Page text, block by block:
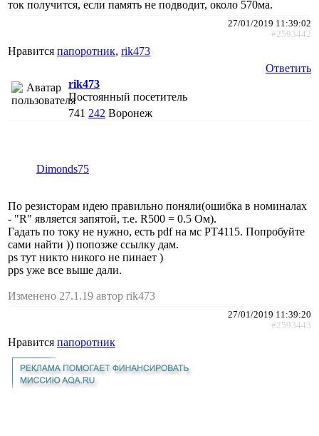
ток получится, если память не подводит, около 570ма.
27/01/2019 11:39:02
#2593442
Нравится папоротник, rik473
Ответить
rik473
Постоянный посетитель
741 242 Воронеж
Dimonds75
По резисторам идею правильно поняли(ошибка в номиналах
- "R" является запятой, т.е. R500 = 0.5 Ом).
Гадать по току не нужно, есть pdf на мс PT4115. Попробуйте
сами найти )) попозже ссылку дам.
ps тут никто никого не пинает )
pps уже все выше дали.
Изменено 27.1.19 автор rik473
27/01/2019 11:39:20
#2593443
Нравится папоротник